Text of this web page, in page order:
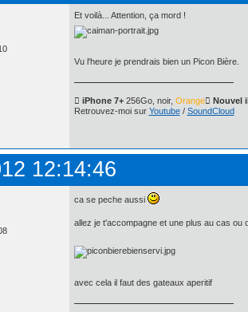
Et voilà... Attention, ça mord !
Vu l'heure je prendrais bien un Picon Bière.
 iPhone 7+256Go, noir, Orange Nouvel
Retrouvez-moi sur Youtube/ SoundCloud
12:14:46
ca se peche aussi
allez je t'accompagne et une plus au cas ou
avec cela il faut des gateaux aperitif